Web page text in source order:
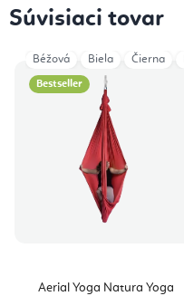
Súvisiaci tovar
Bestseller
Aerial Yoga Natura Yoga
Béžová Biela Čierna